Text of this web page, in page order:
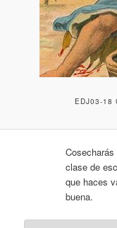
EDJ03-18
clase de
que haces
buena.